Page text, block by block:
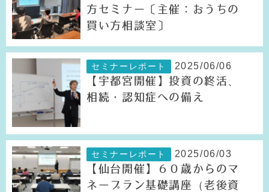
方セミナー〔主催：おうちの
買い方相談室〕
セミナーレポート 2025/06/06
【宇都宮開催】投資の終活、
相続・認知症への備え
セミナーレポート 2025/06/03
【仙台開催】６０歳からのマ
ネープラン基礎講座（老後資